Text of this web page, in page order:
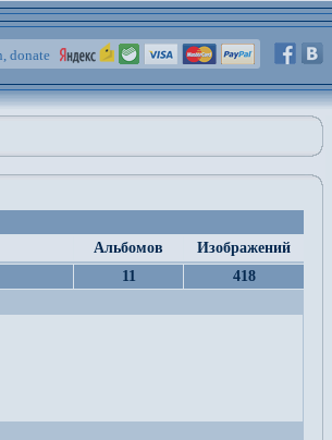
donate
Альбомов
Изображений
11
418